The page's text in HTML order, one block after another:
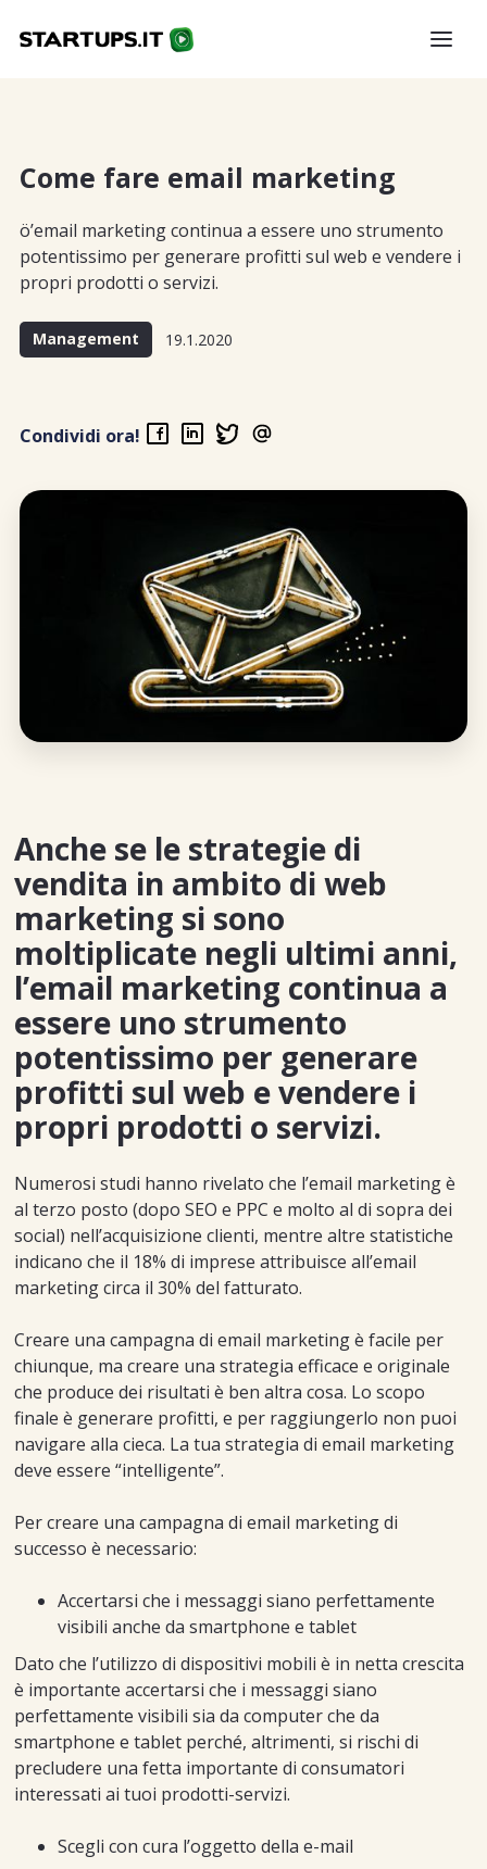
Come fare email marketing
ö’email marketing continua a essere uno strumento
potentissimo per generare profitti sul web e vendere i
propri prodotti o servizi.
Management 19.1.2020
Condividi ora!
Anche se le strategie di
vendita in ambito di web
marketing si sono
moltiplicate negli ultimi anni,
l’email marketing continua a
essere uno strumento
potentissimo per generare
profitti sul web e vendere i
propri prodotti o servizi.
Numerosi studi hanno rivelato che l’email marketing è
al terzo posto (dopo SEO e PPC e molto al di sopra dei
social) nell’acquisizione clienti, mentre altre statistiche
indicano che il 18% di imprese attribuisce all’email
marketing circa il 30% del fatturato.
Creare una campagna di email marketing è facile per
chiunque, ma creare una strategia efficace e originale
che produce dei risultati è ben altra cosa. Lo scopo
finale è generare profitti, e per raggiungerlo non puoi
navigare alla cieca. La tua strategia di email marketing
deve essere “intelligente”.
Per creare una campagna di email marketing di
successo è necessario:
Accertarsi che i messaggi siano perfettamente
visibili anche da smartphone e tablet
Dato che l’utilizzo di dispositivi mobili è in netta crescita
è importante accertarsi che i messaggi siano
perfettamente visibili sia da computer che da
smartphone e tablet perché, altrimenti, si rischi di
precludere una fetta importante di consumatori
interessati ai tuoi prodotti-servizi.
Scegli con cura l’oggetto della e-mail